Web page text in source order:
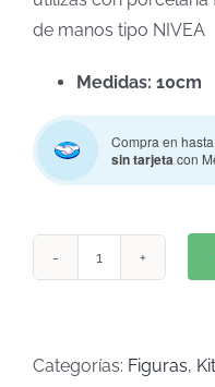
de manos tipo NIVEA
Medidas: 10cm
Compra en hasta
sin tarjetacon
C-
Categorías: Figuras,